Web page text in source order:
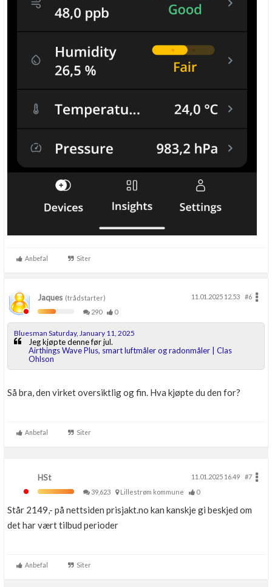
Anbefal Siter
Jaques (trådstarter) 11.01.2025 12.53
#6
290
0
Bluesman Saturday, January 11, 2025
Jeg kjøpte denne før jul.
Airthings Wave Plus, smart luftmåler og radonmåler | Clas
Ohlson
Så bra, den virket oversiktlig og fin. Hva kjøpte du den for?
Anbefal Siter
HSt 11.01.2025 16.49
#7
39,623
Lillestrøm kommune 0
Står 2149,- på nettsiden prisjakt.no kan kanskje gi beskjed om
det har vært tilbud perioder
Anbefal Siter